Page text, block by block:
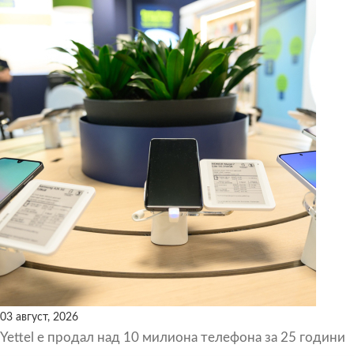
03 август, 2026
Yettel е продал над 10 милиона телефона за 25 години